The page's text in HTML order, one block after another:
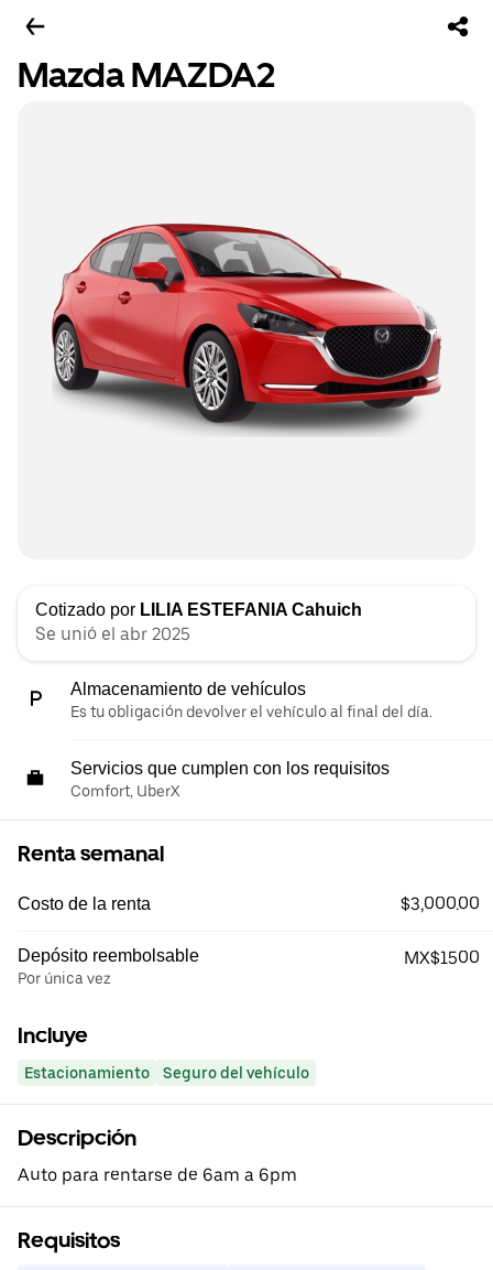
Mazda MAZDA2
Cotizado por LILIA ESTEFANIA Cahuich
Se unió el abr 2025
Almacenamiento de vehículos
Es tu obligación devolver el vehículo al final del día.
Servicios que cumplen con los requisitos
Comfort, UberX
Renta semanal
Costo de la renta $3,000.00
Depósito reembolsable
Por única vez
MX$1500
Incluye
Estacionamiento Seguro del vehículo
Descripción
Auto para rentarse de 6am a 6pm
Requisitos